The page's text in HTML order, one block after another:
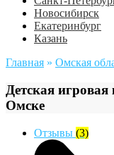
Новосибирск
Екатеринбург
Казань
Главная » Омская
Детская
Омске
Отзывы (3)